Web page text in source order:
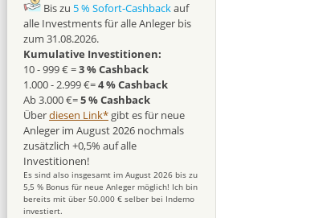
Bis zu 5 % Sofort-Cashbackauf
alle Investments für alle Anleger bis
zum 31.08.2026.
Kumulative Investitionen:
10 - 999 € =3 % Cashback
1.000 - 2.999 €=4 % Cashback
Ab 3.000 €=5 % Cashback
Überdiesen Link* gibt es für neue
Anleger im August 2026 nochmals
zusätzlich +0,5% auf alle
Investitionen!
Es sind also insgesamt im August 2026 bis zu
5,5 % Bonus für neue Anleger möglich! Ich bin
bereits mit über 50.000 € selber bei Indemo
investiert.